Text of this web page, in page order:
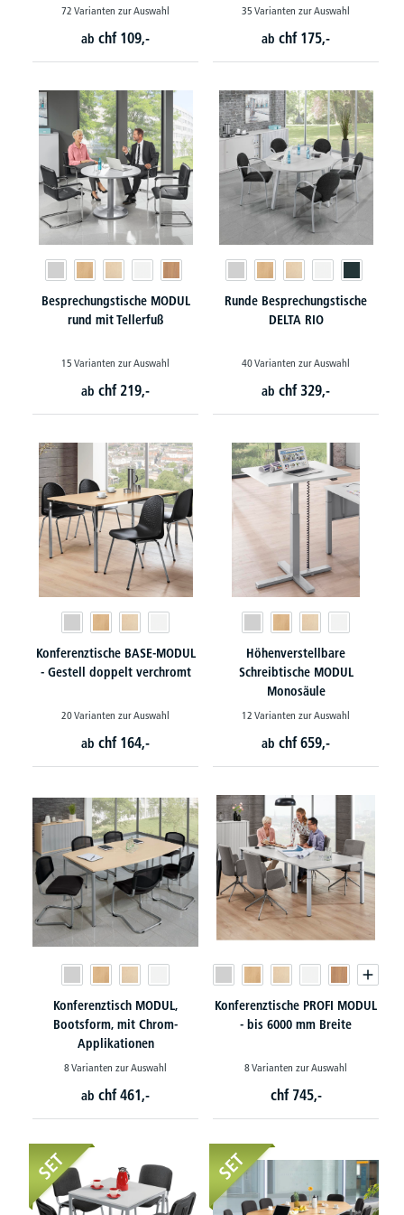
72 Varianten zur Auswahl
ab chf 109,-
35 Varianten zur Auswahl
ab chf 175,-
Besprechungstische MODUL
rund mit Tellerfuß
15 Varianten zur Auswahl
ab chf 219,-
Runde Besprechungstische
DELTA RIO
40 Varianten zur Auswahl
ab chf 329,-
Konferenztische BASE-MODUL
- Gestell doppelt verchromt
20 Varianten zur Auswahl
ab chf 164,-
Höhenverstellbare
Schreibtische MODUL
Monosäule
12 Varianten zur Auswahl
ab chf 659,-
Konferenztisch MODUL,
Bootsform, mit Chrom-
Applikationen
8 Varianten zur Auswahl
ab chf 461,-
Konferenztische PROFI MODUL
- bis 6000 mm Breite
8 Varianten zur Auswahl
chf 745,-
SET SET